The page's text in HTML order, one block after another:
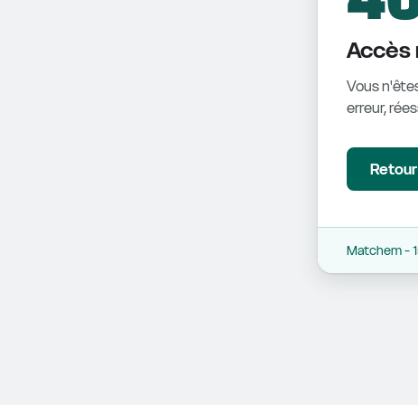
Accès
Vous
erreur,
Matchem -